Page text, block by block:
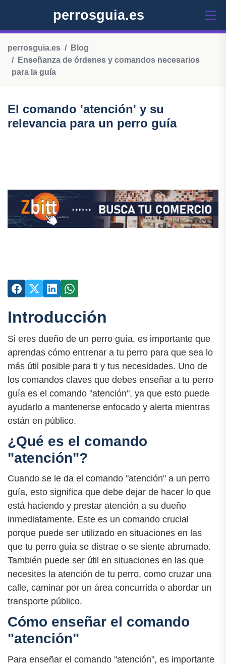
perrosguia.es
perrosguia.es
Blog
Enseñanza de órdenes y comandos necesarios
para la guía
El comando 'atención' y su
relevancia para un perro guía
Introducción
Si eres dueño de un perro guía, es importante que
aprendas cómo entrenar a tu perro para que sea lo
más útil posible para ti y tus necesidades. Uno de
los comandos claves que debes enseñar a tu perro
guía es el comando "atención", ya que esto puede
ayudarlo a mantenerse enfocado y alerta mientras
están en público.
¿Qué es el comando
"atención"?
Cuando se le da el comando "atención" a un perro
guía, esto significa que debe dejar de hacer lo que
está haciendo y prestar atención a su dueño
inmediatamente. Este es un comando crucial
porque puede ser utilizado en situaciones en las
que tu perro guía se distrae o se siente abrumado.
También puede ser útil en situaciones en las que
necesites la atención de tu perro, como cruzar una
calle, caminar por un área concurrida o abordar un
transporte público.
Cómo enseñar el comando
"atención"
Para enseñar el comando "atención", es importante